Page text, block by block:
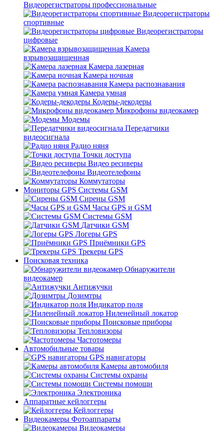
Видеорегистраторы профессиональные
Видеорегистраторы
спортивные
Видеорегистраторы
цифровые
Камера
взрывозащищенная
Камера лазерная
Камера ночная
Камера распознавания
Камера умная
Кодеры-декодеры
Микрофоны видеокамер
Модемы
Передатчики
видеосигнала
Радио няня
Точки доступа
Видео ресиверы
Видеотелефоны
Коммутаторы
Мониторы GPS Системы GSM
Сирены GSM
Часы GPS и GSM
Системы GSM
Датчики GSM
Логеры GPS
Приёмники GPS
Трекеры GPS
Поисковая техника
Обнаружители
видеокамер
Антижучки
Дозимтры
Индикатор поля
Ниленейный локатор
Поисковые приборы
Тепловизоры
Частотомеры
Автомобильные товары
GPS навигаторы
Камеры автомобиля
Системы охраны
Системы помощи
Электроника
Аппаратные кейлоггеры
Кейлоггеры
Видеокамеры Фотоаппараты
Видеокамеры